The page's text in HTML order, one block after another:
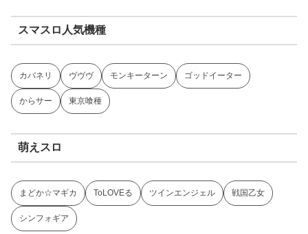
スマスロ人気機種
カバネリ ヴヴヴ モンキーターン ゴッドイーター
からサー 東京喰種
萌えスロ
まどか☆マギカ ToLOVEる ツインエンジェル 戦国乙女
シンフォギア